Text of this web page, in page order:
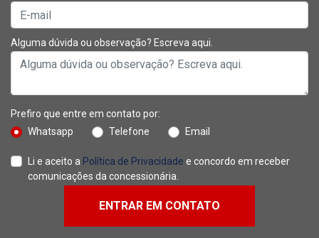
Alguma dúvida ou observação? Escreva aqui.
Prefiro que entre em contato por:
Whatsapp
Telefone Email
Li e aceito a Política de Privacidade e concordo em receber
comunicações da concessionária.
ENTRAR EM CONTATO